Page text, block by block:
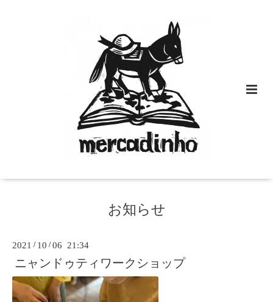
お知らせ
2021 / 10 /06 21:34
ニャンドゥティワークショップ